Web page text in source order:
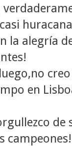
la alegría
en
de